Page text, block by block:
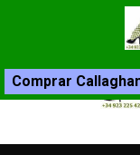
Comprar